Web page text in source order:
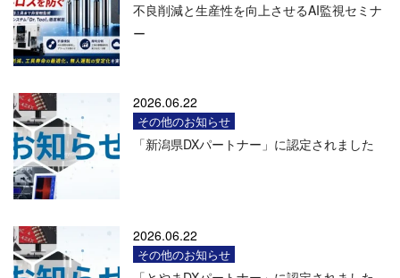
不良削減と生産性を向上させるAI監視セミナ
ー
2026.06.22
その他のお知らせ
「新潟県DXパートナー」に認定されました
2026.06.22
その他のお知らせ